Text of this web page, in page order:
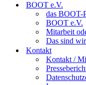
BOOT e.V.
das BOOT-
BOOT e.V.
Mitarbeit
Das sind
Kontakt
Kontakt /